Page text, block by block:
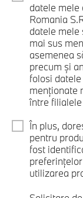
datele mele
Romania
datele mele
mai sus
asemenea
precum și
folosi
menționate
între
În plus,
pentru
fost
utilizarea